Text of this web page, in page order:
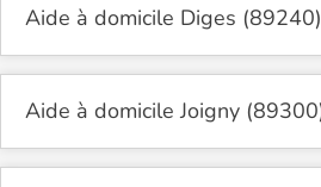
Aide à domicile Diges (89240)
Aide à domicile Joigny